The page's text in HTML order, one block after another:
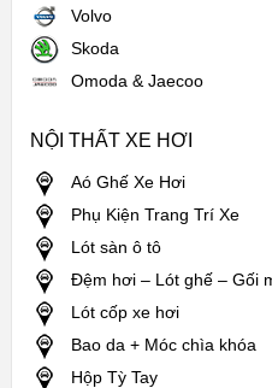
Volvo
Skoda
Omoda & Jaecoo
NỘI THẤT XE HƠI
Aó Ghế Xe Hơi
Phụ Kiện Trang Trí Xe
Lót sàn ô tô
Đệm hơi – Lót ghế – Gối
Lót cốp xe hơi
Bao da + Móc chìa khóa
Hộp Tỳ Tay